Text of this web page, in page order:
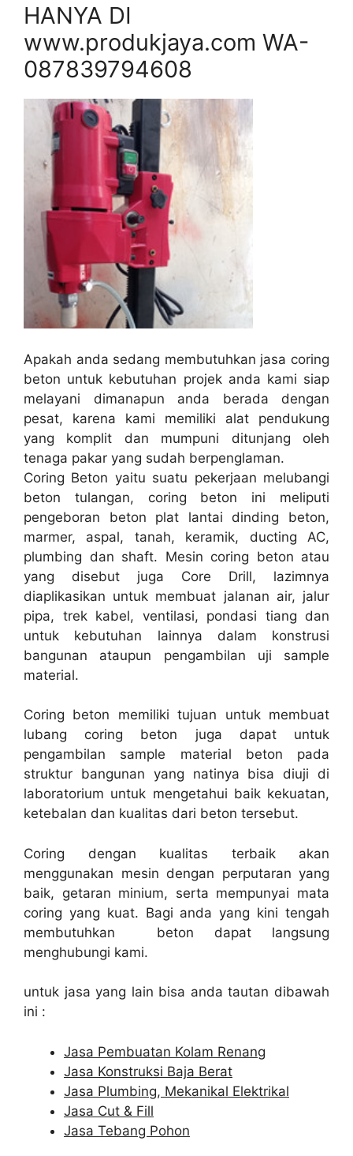
HANYA DI
www.produkjaya.com WA-
087839794608
Apakah anda sedang membutuhkan jasa coring
beton untuk kebutuhan projek anda kami siap
melayani dimanapun anda berada dengan
pesat, karena kami memiliki alat pendukung
yang komplit dan mumpuni ditunjang oleh
tenaga pakar yang sudah berpenglaman.
Coring Beton yaitu suatu pekerjaan melubangi
beton tulangan, coring beton ini meliputi
pengeboran beton plat lantai dinding beton,
marmer, aspal, tanah, keramik, ducting AC,
plumbing dan shaft. Mesin coring beton atau
yang disebut juga Core Drill, lazimnya
diaplikasikan untuk membuat jalanan air, jalur
pipa, trek kabel, ventilasi, pondasi tiang dan
untuk kebutuhan lainnya dalam konstrusi
bangunan ataupun pengambilan uji sample
material.
Coring beton memiliki tujuan untuk membuat
lubang coring beton juga dapat untuk
pengambilan sample material beton pada
struktur bangunan yang natinya bisa diuji di
laboratorium untuk mengetahui baik kekuatan,
ketebalan dan kualitas dari beton tersebut.
Coring dengan kualitas terbaik akan
menggunakan mesin dengan perputaran yang
baik, getaran minium, serta mempunyai mata
coring yang kuat. Bagi anda yang kini tengah
membutuhkan beton dapat langsung
menghubungi kami.
untuk jasa yang lain bisa anda tautan dibawah
ini :
Jasa Pembuatan Kolam Renang
Jasa Konstruksi Baja Berat
Jasa Plumbing, Mekanikal Elektrikal
Jasa Cut & Fill
Jasa Tebang Pohon